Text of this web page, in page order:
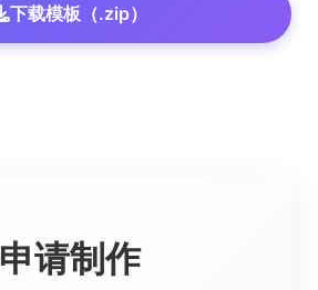
下载模板（.zip）
申请制作